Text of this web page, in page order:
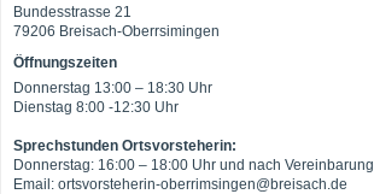
Bundesstrasse 21
79206 Breisach-Oberrsimingen
Öffnungszeiten
Donnerstag 13:00 – 18:30 Uhr
Dienstag 8:00 -12:30 Uhr
Sprechstunden Ortsvorsteherin:
Donnerstag: 16:00 – 18:00 Uhr und nach Vereinbarung.
Email: ortsvorsteherin-oberrimsingen@breisach.de